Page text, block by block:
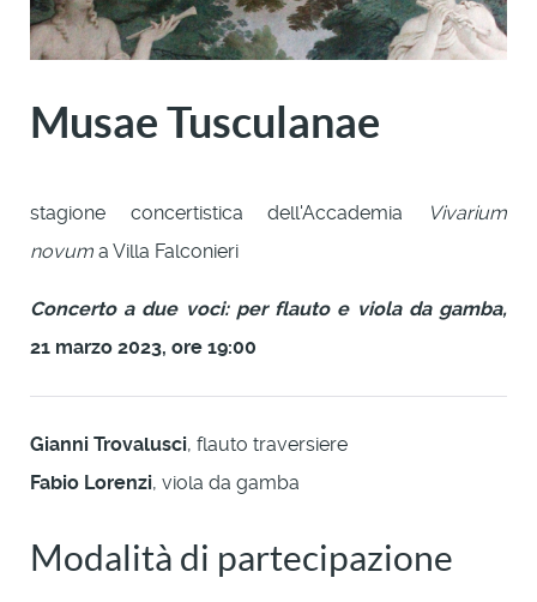
Musae Tusculanae
stagione concertistica dell'Accademia
Vivarium
novum a Villa Falconieri
Concerto a due voci: per flauto e viola da gamba,
21 marzo 2023, ore 19:00
Gianni Trovalusci, flauto traversiere
Fabio Lorenzi, viola da gamba
Modalità di partecipazione